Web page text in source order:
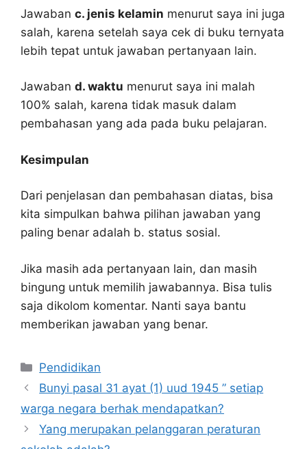
Jawaban c. jenis kelamin menurut saya ini juga
salah, karena setelah saya cek di buku ternyata
lebih tepat untuk jawaban pertanyaan lain.
Jawaban d. waktu menurut saya ini malah
100% salah, karena tidak masuk dalam
pembahasan yang ada pada buku pelajaran.
Kesimpulan
Dari penjelasan dan pembahasan diatas, bisa
kita simpulkan bahwa pilihan jawaban yang
paling benar adalah b. status sosial.
Jika masih ada pertanyaan lain, dan masih
bingung untuk memilih jawabannya. Bisa tulis
saja dikolom komentar. Nanti saya bantu
memberikan jawaban yang benar.
Kategori
Pendidikan
Bunyi pasal 31 ayat (1) uud 1945 ” setiap
warga negara berhak mendapatkan?
Yang merupakan pelanggaran peraturan